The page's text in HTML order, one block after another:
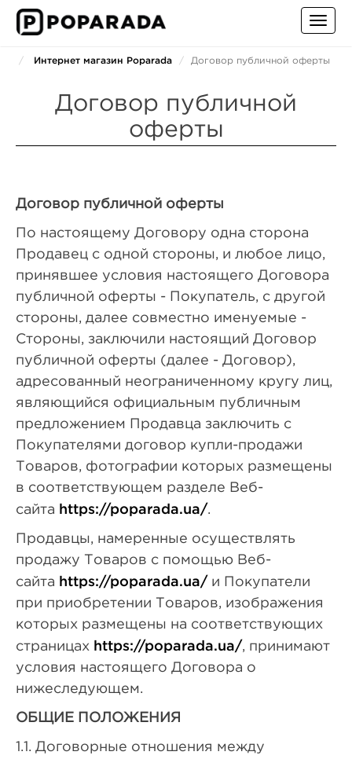
Интернет магазин Poparada Договор публичной оферты
Договор публичной
оферты
Договор публичной оферты
По настоящему Договору одна сторона
Продавец с одной стороны, и любое лицо,
принявшее условия настоящего Договора
публичной оферты - Покупатель, с другой
стороны, далее совместно именуемые -
Стороны, заключили настоящий Договор
публичной оферты (далее - Договор),
адресованный неограниченному кругу лиц,
являющийся официальным публичным
предложением Продавца заключить с
Покупателями договор купли-продажи
Товаров, фотографии которых размещены
в соответствующем разделе Веб-
сайта https://poparada.ua/.
Продавцы, намеренные осуществлять
продажу Товаров с помощью Веб-
сайта https://poparada.ua/ и Покупатели
при приобретении Товаров, изображения
которых размещены на соответствующих
страницах https://poparada.ua/, принимают
условия настоящего Договора о
нижеследующем.
ОБЩИЕ ПОЛОЖЕНИЯ
1.1. Договорные отношения между